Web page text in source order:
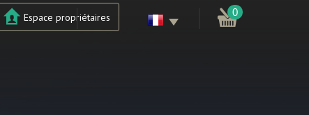
Espace propriétaires 0